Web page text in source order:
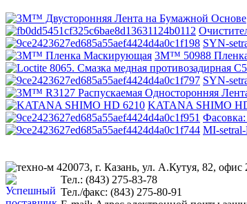
SYN-
3M™ 50988
SYN-
KATANA SHIMO
MI-
420073, г. Казань, ул. А.Кутуя, 82, офис
Тел.: (843) 275-83-78
Тел./факс: (843) 275-80-91